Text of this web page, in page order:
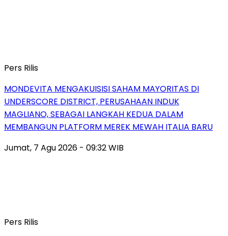
Pers Rilis
MONDEVITA MENGAKUISISI SAHAM MAYORITAS DI
UNDERSCORE DISTRICT, PERUSAHAAN INDUK
MAGLIANO, SEBAGAI LANGKAH KEDUA DALAM
MEMBANGUN PLATFORM MEREK MEWAH ITALIA BARU
Jumat, 7 Agu 2026 - 09:32 WIB
Pers Rilis